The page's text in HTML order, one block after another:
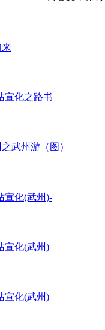
来
宣化之路书
武州游（图）
宣化(武州)-
宣化(武州)
宣化(武州)